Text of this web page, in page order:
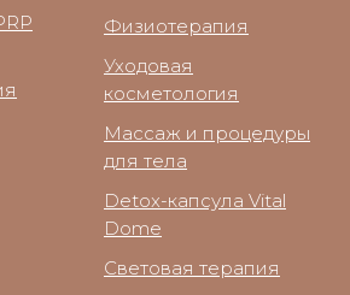
Физиотерапия
Уходовая
косметология
Массаж и процедуры
для тела
Detox-капсула Vital
Dome
Световая терапия